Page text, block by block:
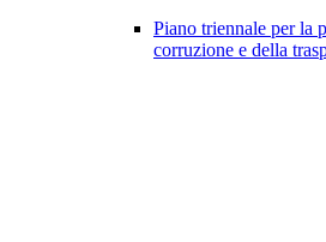
Piano triennale per la
corruzione e della